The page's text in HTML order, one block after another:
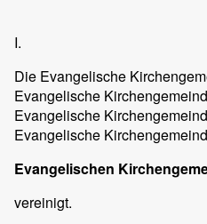
I.
Die Evangelische
Evangelische
Evangelische
Evangelische
Evangelischen
vereinigt.